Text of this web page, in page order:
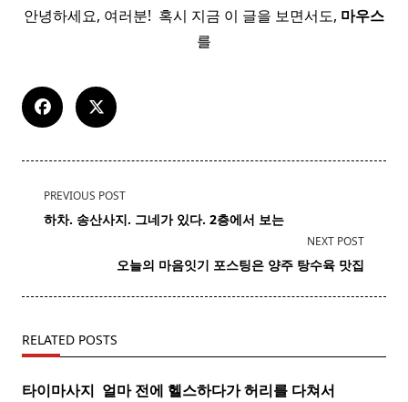
안녕하세요, 여러분! ​ 혹시 지금 이 글을 보면서도, 마우스
를
<span
class="nav-
text">Page</span>
PREVIOUS POST
하차. 송산사지. 그네가 있다. 2층에서 보는
NEXT POST
오늘의 마음잇기 포스팅은 양주 탕수육 맛집
RELATED POSTS
타이마사지 ​ 얼마 전에 헬스하다가 허리를 다쳐서